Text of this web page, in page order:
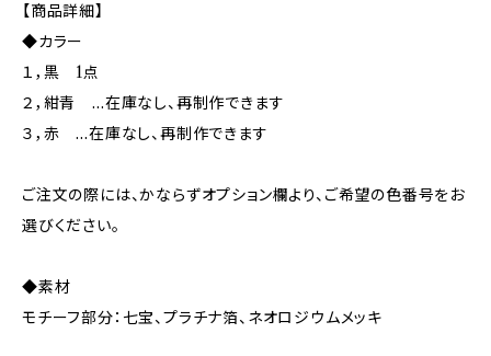
【商品詳細】
◆カラー
１，黒 1点
２，紺青 …在庫なし、再制作できます
３，赤 …在庫なし、再制作できます
ご注文の際には、かならずオプション欄より、ご希望の色番号をお
選びください。
◆素材
モチーフ部分：七宝、プラチナ箔、ネオロジウムメッキ